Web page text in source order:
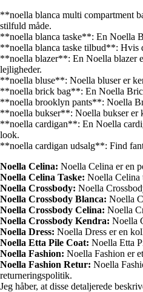
**noella blanca multi compartment
stilfuld måde.
**noella blanca taske**: En Noella
**noella blanca taske tilbud**: Hvis
**noella blazer**: En Noella blazer
lejligheder.
**noella bluse**: Noella bluser er
**noella brick bag**: En Noella
**noella brooklyn pants**: Noella
**noella bukser**: Noella bukser er
**noella cardigan**: En Noella
look.
**noella cardigan udsalg**: Find
Noella Celina: Noella Celina er en
Noella Celina Taske: Noella Celina
Noella Crossbody: Noella
Noella Crossbody Blanca: Noella
Noella Crossbody Celina: Noella
Noella Crossbody Kendra: Noella
Noella Dress: Noella Dress er en
Noella Etta Pile Coat: Noella Etta
Noella Fashion: Noella Fashion er
Noella Fashion Retur: Noella
returneringspolitik.
Jeg håber, at disse detaljerede